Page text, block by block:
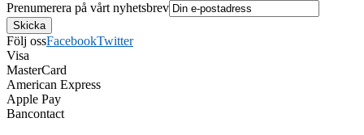
Prenumerera på vårt nyhetsbrev
Följ ossFacebookTwitter
Visa
MasterCard
American Express
Apple Pay
Bancontact